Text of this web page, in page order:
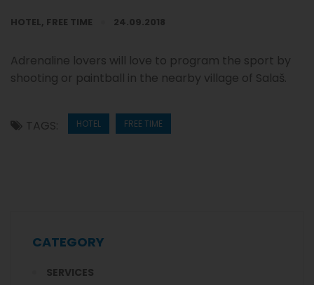
HOTEL, FREE TIME 24.09.2018
Adrenaline lovers will love to program the sport by
shooting or paintball in the nearby village of Salaš.
TAGS: HOTEL FREE TIME
CATEGORY
SERVICES